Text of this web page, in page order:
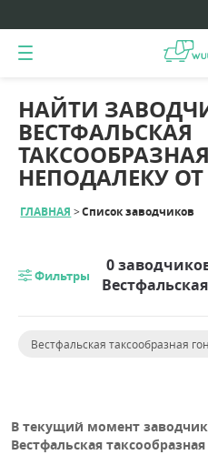
ГЛАВНАЯ Список заводчиков
НАЙТИ
ВЕСТФАЛЬСКАЯ
НЕПОДАЛЕКУ
Фильтры
0
Вестфальская таксообразная
В текущий момент
Вестфальская